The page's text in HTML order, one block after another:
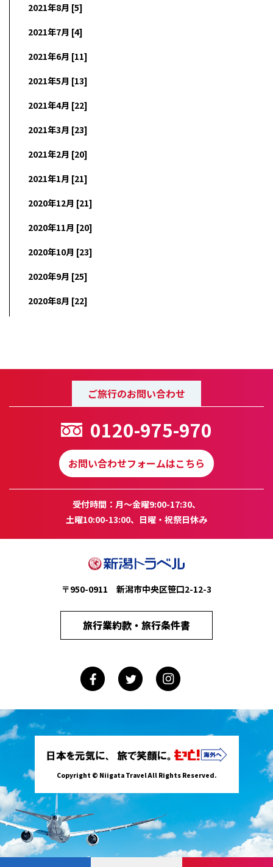
2021年8月 [5]
2021年7月 [4]
2021年6月 [11]
2021年5月 [13]
2021年4月 [22]
2021年3月 [23]
2021年2月 [20]
2021年1月 [21]
2020年12月 [21]
2020年11月 [20]
2020年10月 [23]
2020年9月 [25]
2020年8月 [22]
ご旅行のお問い合わせ
0120-975-970
お問い合わせフォームはこちら
受付時間：月～金曜9:00-17:30、
土曜10:00-13:00、日曜・祝祭日休み
〒950-0911 新潟市中央区笹口2-12-3
旅行業約款・旅行条件書
Copyright © Niigata Travel All Rights Reserved.